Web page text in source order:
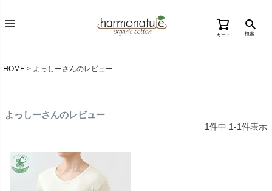
カート 検索
HOME よっしーさんのレビュー
よっしーさんのレビュー
1件中 1-1件表示